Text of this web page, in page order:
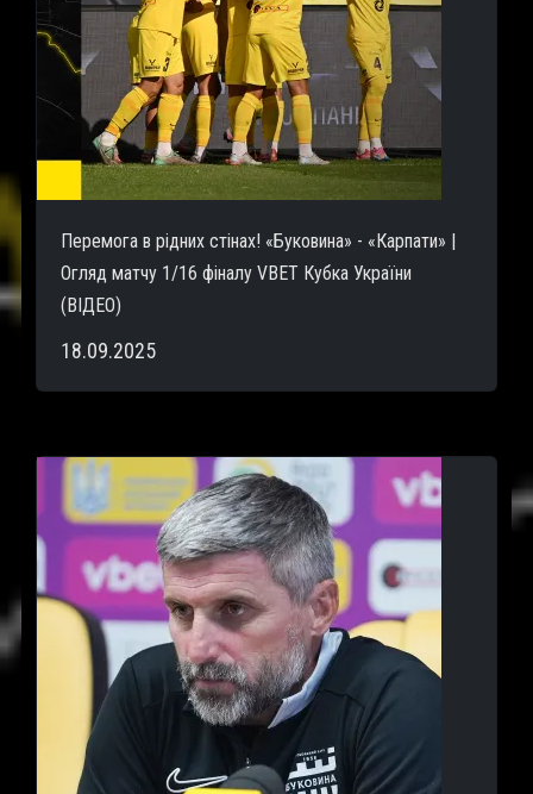
Перемога в рідних стінах! «Буковина» - «Карпати» |
Огляд матчу 1/16 фіналу VBET Кубка України
(ВІДЕО)
18.09.2025